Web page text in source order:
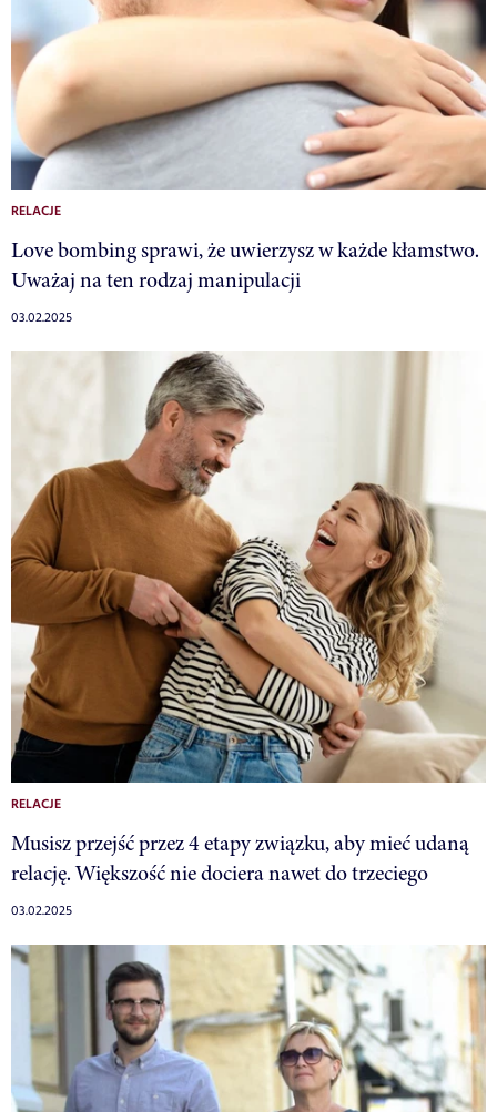
RELACJE
Love bombing sprawi, że uwierzysz w każde kłamstwo.
Uważaj na ten rodzaj manipulacji
03.02.2025
RELACJE
Musisz przejść przez 4 etapy związku, aby mieć udaną
relację. Większość nie dociera nawet do trzeciego
03.02.2025